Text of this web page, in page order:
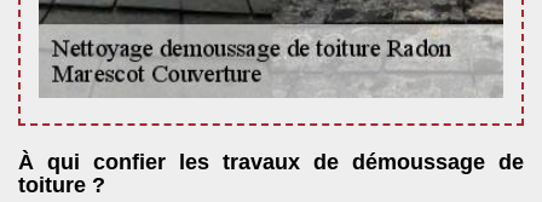
À qui confier les travaux de démoussage de
toiture ?